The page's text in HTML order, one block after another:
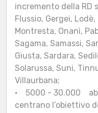
incremento della RD
Flussio, Gergei,
Montresta, Onanì,
Sagama, Samassi,
Giusta, Sardara,
Solarussa, Suni,
Villaurbana;
• 5000 - 30.000
centrano l’obiettivo